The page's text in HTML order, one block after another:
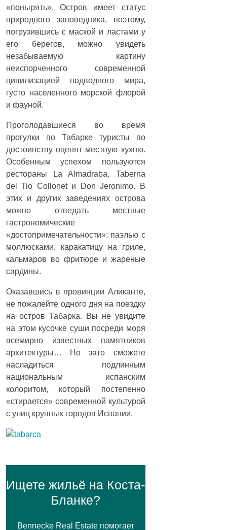
«понырять». Остров имеет статус
природного заповедника, поэтому,
погрузившись с маской и ластами у
его берегов, можно увидеть
незабываемую картину
неиспорченного современной
цивилизацией подводного мира,
густо населенного морской флорой
и фауной.
Проголодавшиеся во время
прогулки по Табарке туристы по
достоинству оценят местную кухню.
Особенным успехом пользуются
рестораны La Almadraba, Taberna
del Tio Collonet и Don Jeronimo. В
этих и других заведениях острова
можно отведать местные
гастрономические
«достопримечательности»: паэлью с
моллюсками, каракатицу на гриле,
кальмаров во фритюре и жареные
сардины.
Оказавшись в провинции Аликанте,
не пожалейте одного дня на поездку
на остров Табарка. Вы не увидите
на этом кусочке суши посреди моря
всемирно известных памятников
архитектуры… Но зато сможете
насладиться подлинным
национальным испанским
колоритом, который постепенно
«стирается» современной культурой
с улиц крупных городов Испании.
Ищете жильё на Коста-
Бланке?
Bennecke Real Estate помогает